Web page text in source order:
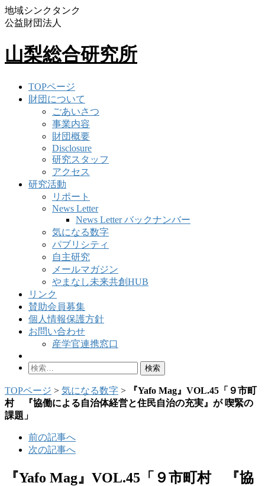
地域シンクタンク
公益財団法人
山梨総合研究所
TOPページ
財団について
ごあいさつ
事業内容
財団概要
Disclosure
研究スタッフ
アクセス
研究活動
リポート
News Letter
News Letter バックナンバー
気になる数字
パブリシティ
自主研究
メールマガジン
やまなし未来共創HUB
リンク
賛助会員募集
個人情報保護方針
お問い合わせ
産学官連携窓口
検
TOPページ > 気になる数字 >
『Yafo Mag』VOL.45「９市町
村 『協働による自治体経営と住民自治の充実』が 喫緊の
課題」
前の記事へ
次の記事へ
『Yafo Mag』VOL.45「９市町村 『協